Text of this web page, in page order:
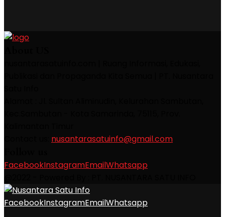
nusantarasatuinfo@gmail.com
FacebookInstagramEmailWhatsapp
FacebookInstagramEmailWhatsapp